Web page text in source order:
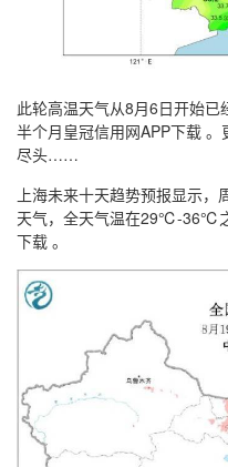
此轮高温天气从8月6日开始
半个月皇冠信用网APP下载 。
尽头……
上海未来十天趋势预报显示
天气，全天气温在29℃-36℃
下载 。